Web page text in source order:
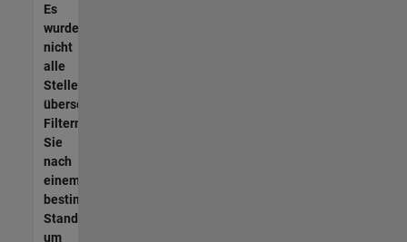
Es
wurden
nicht
alle
Stellen
übersetzt.
Filtern
Sie
nach
einem
bestimmten
Standort,
um